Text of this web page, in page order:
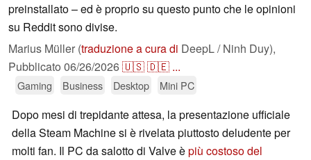
preinstallato – ed è proprio su questo punto che le opinioni
su Reddit sono divise.
Marius Müller (traduzione a cura di DeepL / Ninh Duy),
Pubblicato 06/26/2026🇺🇸🇩🇪 ...
Gaming Business Desktop Mini PC
Dopo mesi di trepidante attesa, la presentazione ufficiale
della Steam Machine si è rivelata piuttosto deludente per
molti fan. Il PC da salotto di Valve èpiù costoso del